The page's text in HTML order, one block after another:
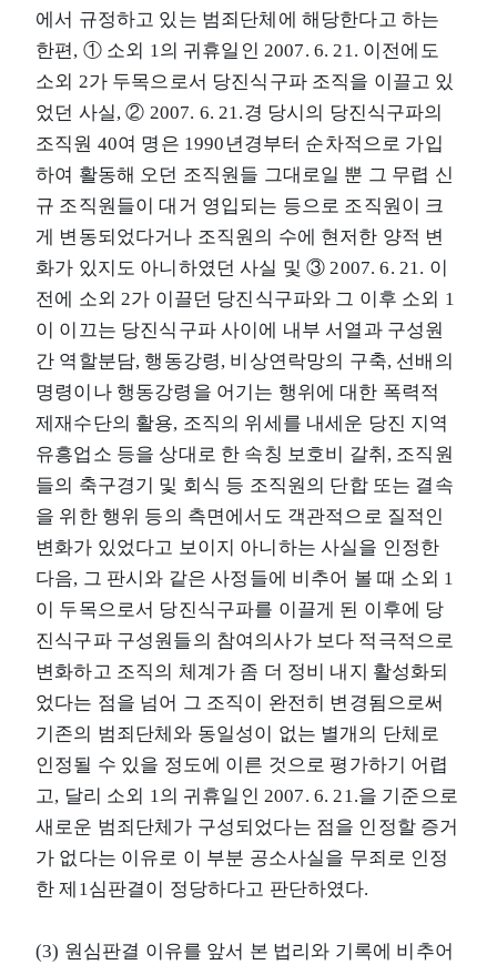
에서 규정하고 있는 범죄단체에 해당한다고 하는
한편, ① 소외 1의 귀휴일인 2007. 6. 21. 이전에도
소외 2가 두목으로서 당진식구파 조직을 이끌고 있
었던 사실, ② 2007. 6. 21.경 당시의 당진식구파의
조직원 40여 명은 1990년경부터 순차적으로 가입
하여 활동해 오던 조직원들 그대로일 뿐 그 무렵 신
규 조직원들이 대거 영입되는 등으로 조직원이 크
게 변동되었다거나 조직원의 수에 현저한 양적 변
화가 있지도 아니하였던 사실 및 ③ 2007. 6. 21. 이
전에 소외 2가 이끌던 당진식구파와 그 이후 소외 1
이 이끄는 당진식구파 사이에 내부 서열과 구성원
간 역할분담, 행동강령, 비상연락망의 구축, 선배의
명령이나 행동강령을 어기는 행위에 대한 폭력적
제재수단의 활용, 조직의 위세를 내세운 당진 지역
유흥업소 등을 상대로 한 속칭 보호비 갈취, 조직원
들의 축구경기 및 회식 등 조직원의 단합 또는 결속
을 위한 행위 등의 측면에서도 객관적으로 질적인
변화가 있었다고 보이지 아니하는 사실을 인정한
다음, 그 판시와 같은 사정들에 비추어 볼 때 소외 1
이 두목으로서 당진식구파를 이끌게 된 이후에 당
진식구파 구성원들의 참여의사가 보다 적극적으로
변화하고 조직의 체계가 좀 더 정비 내지 활성화되
었다는 점을 넘어 그 조직이 완전히 변경됨으로써
기존의 범죄단체와 동일성이 없는 별개의 단체로
인정될 수 있을 정도에 이른 것으로 평가하기 어렵
고, 달리 소외 1의 귀휴일인 2007. 6. 21.을 기준으로
새로운 범죄단체가 구성되었다는 점을 인정할 증거
가 없다는 이유로 이 부분 공소사실을 무죄로 인정
한 제1심판결이 정당하다고 판단하였다.
(3) 원심판결 이유를 앞서 본 법리와 기록에 비추어